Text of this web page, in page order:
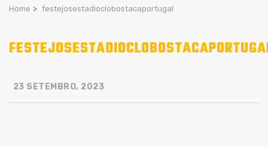
Home > festejosestadioclobostacaportugal
23 SETEMBRO, 2023